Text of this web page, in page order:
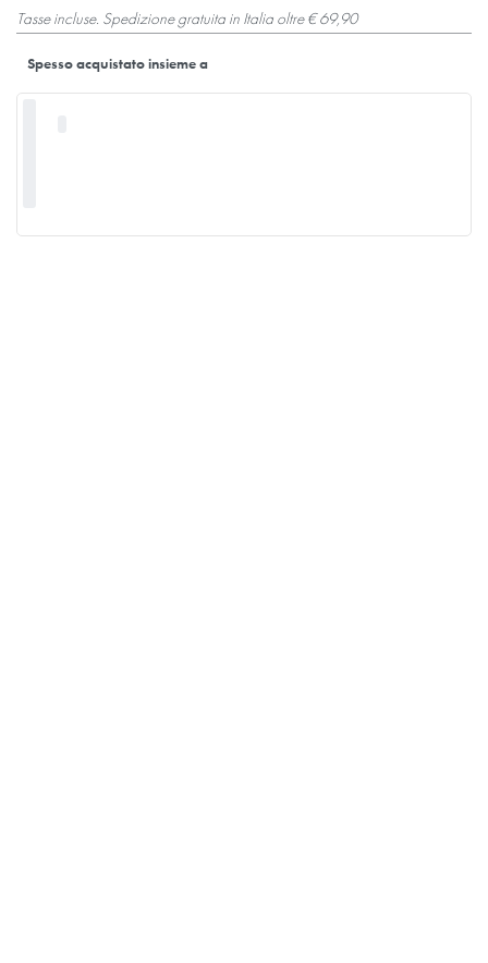
Tasse incluse. Spedizione gratuita in Italia oltre € 69,90
Spesso acquistato insieme a